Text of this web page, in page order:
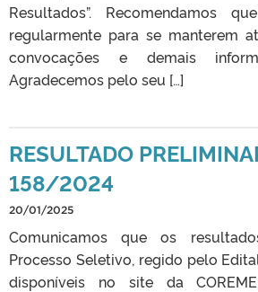
Resultados”. Recomendamos
regularmente para se manterem
convocações e demais
Agradecemos pelo seu […]
RESULTADO
158/2024
20/01/2025
Comunicamos que os
Processo Seletivo, regido pelo
disponíveis no site da